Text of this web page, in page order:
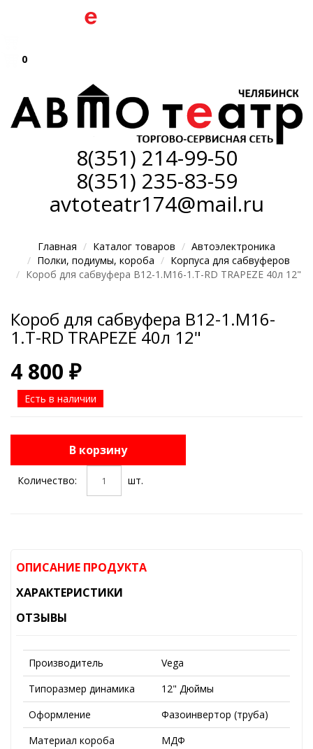
0
8(351) 214-99-50
8(351) 235-83-59
avtoteatr174@mail.ru
Главная Каталог товаров
Автоэлектроника
Полки, подиумы, короба
Корпуса для сабвуферов
Короб для сабвуфера B12-1.M16-1.T-RD TRAPEZE 40л 12"
Короб для сабвуфера B12-1.M16-
1.T-RD TRAPEZE 40л 12"
4 800 ₽
Есть в наличии
В корзину
Количество: шт.
ОПИСАНИЕ ПРОДУКТА
ХАРАКТЕРИСТИКИ
ОТЗЫВЫ
Производитель
Vega
Типоразмер динамика
12" Дюймы
Оформление
Фазоинвертор (труба)
Материал короба
МДФ